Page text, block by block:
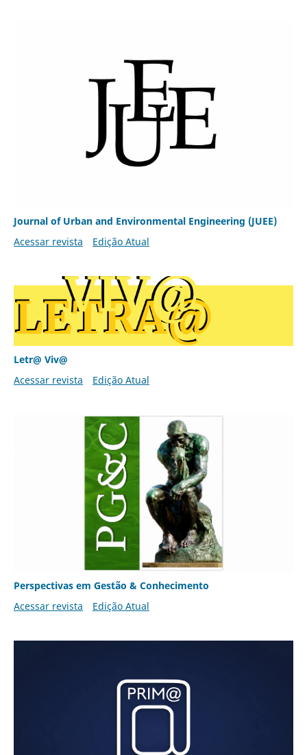
Journal of Urban and Environmental Engineering (JUEE)
Acessar revista
Edição Atual
Letr@ Viv@
Acessar revista
Edição Atual
Perspectivas em Gestão & Conhecimento
Acessar revista
Edição Atual